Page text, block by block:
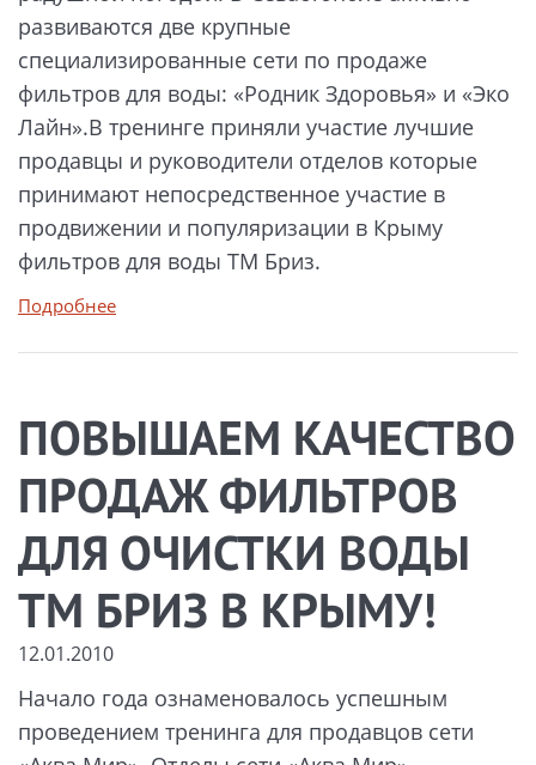
развиваются две крупные
специализированные сети по продаже
фильтров для воды: «Родник Здоровья» и «Эко
Лайн».В тренинге приняли участие лучшие
продавцы и руководители отделов которые
принимают непосредственное участие в
продвижении и популяризации в Крыму
фильтров для воды ТМ Бриз.
Подробнее
ПОВЫШАЕМ КАЧЕСТВО
ПРОДАЖ ФИЛЬТРОВ
ДЛЯ ОЧИСТКИ ВОДЫ
ТМ БРИЗ В КРЫМУ!
12.01.2010
Начало года ознаменовалось успешным
проведением тренинга для продавцов сети